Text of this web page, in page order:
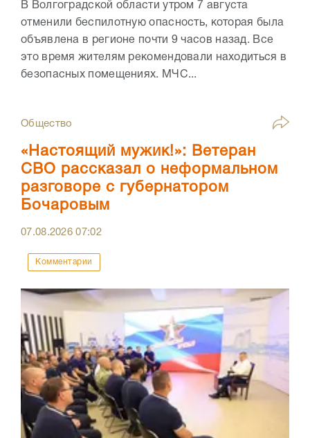
В Волгоградской области утром 7 августа
отменили беспилотную опасность, которая была
объявлена в регионе почти 9 часов назад. Все
это время жителям рекомендовали находиться в
безопасных помещениях. МЧС...
Общество
«Настоящий мужик!»: Ветеран
СВО рассказал о неформальном
разговоре с губернатором
Бочаровым
07.08.202607:02
Комментарии